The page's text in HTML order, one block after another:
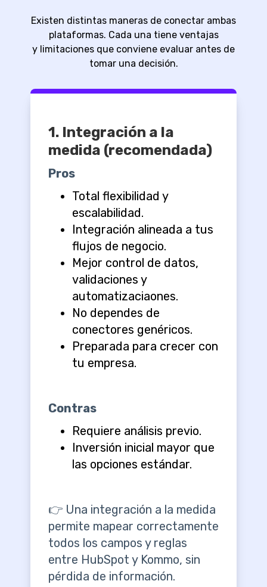
Existen distintas maneras de conectar ambas
plataformas. Cada una tiene ventajas
y limitaciones que conviene evaluar antes de
tomar una decisión.
1. Integración a la
medida (recomendada)
Pros
Total flexibilidad y
escalabilidad.
Integración alineada a tus
flujos de negocio.
Mejor control de datos,
validaciones y
automatizaciaones.
No dependes de
conectores genéricos.
Preparada para crecer con
tu empresa.
Contras
Requiere análisis previo.
Inversión inicial mayor que
las opciones estándar.
👉 Una integración a la medida
permite mapear correctamente
todos los campos y reglas
entre HubSpot y Kommo, sin
pérdida de información.